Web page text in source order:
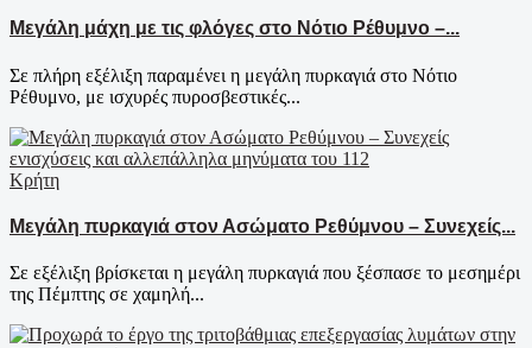
Μεγάλη μάχη με τις φλόγες στο Νότιο Ρέθυμνο –...
Σε πλήρη εξέλιξη παραμένει η μεγάλη πυρκαγιά στο Νότιο
Ρέθυμνο, με ισχυρές πυροσβεστικές...
Κρήτη
Μεγάλη πυρκαγιά στον Ασώματο Ρεθύμνου – Συνεχείς...
Σε εξέλιξη βρίσκεται η μεγάλη πυρκαγιά που ξέσπασε το μεσημέρι
της Πέμπτης σε χαμηλή...